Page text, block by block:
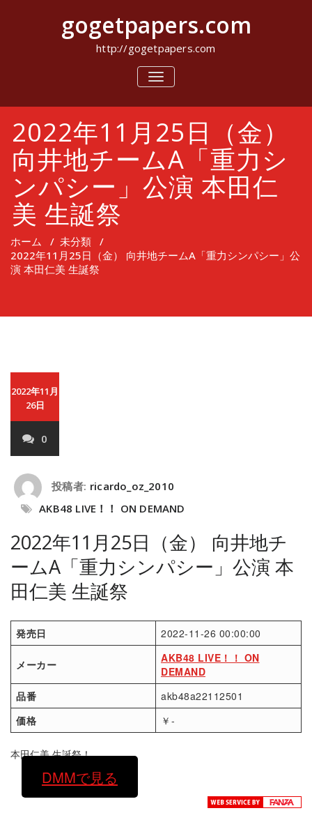
キ
gogetpapers.com
http://gogetpapers.com
ナ
ビ
シ
ョ
を
切
り
替
2022年11月25日（金）
向井地チームA「重力シ
ンパシー」公演 本田仁
美 生誕祭
ホーム / 未分類 /
2022年11月25日（金） 向井地チームA「重力シンパシー」公
演 本田仁美 生誕祭
2022年11月
26日
0
投稿者: ricardo_oz_2010
AKB48 LIVE！！ ON DEMAND
2022年11月25日（金） 向井地チ
ームA「重力シンパシー」公演 本
田仁美 生誕祭
発売日 2022-11-26 00:00:00
メーカー
AKB48 LIVE！！ ON
DEMAND
品番
akb48a22112501
価格
￥-
本田仁美 生誕祭！
DMMで見る